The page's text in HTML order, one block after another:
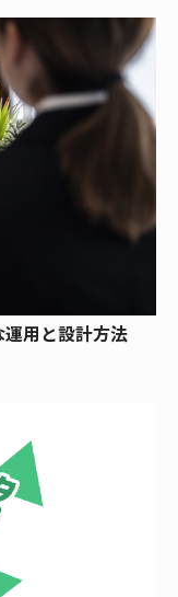
用と設計方法